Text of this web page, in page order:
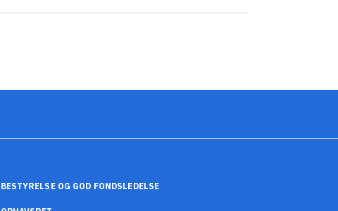
BESTYRELSE OG GOD FONDSLEDELSE